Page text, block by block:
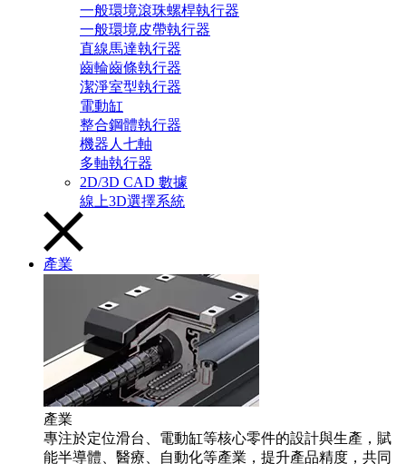
一般環境滾珠螺桿執行器
一般環境皮帶執行器
直線馬達執行器
齒輪齒條執行器
潔淨室型執行器
電動缸
整合鋼體執行器
機器人七軸
多軸執行器
2D/3D CAD 數據
線上3D選擇系統
產業
產業
專注於定位滑台、電動缸等核心零件的設計與生產，賦
能半導體、醫療、自動化等產業，提升產品精度，共同